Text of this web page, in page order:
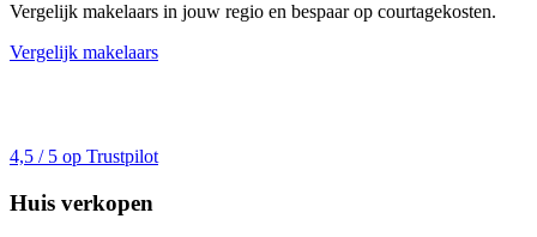
Vergelijk makelaars in jouw regio en bespaar op courtagekosten.
Vergelijk makelaars
4,5 / 5 op Trustpilot
Huis verkopen